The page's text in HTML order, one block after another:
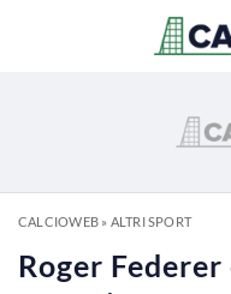
CALCIOWEB» ALTRI SPORT
Roger